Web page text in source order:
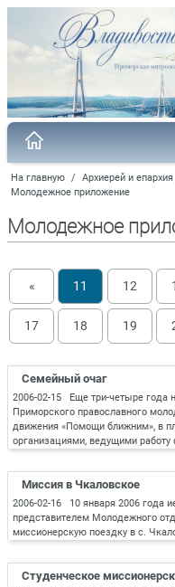
На главную / Архиерей и епархия
Молодежное приложение
Молодежное
« 11 12
17 18 19
Семейный очаг
2006-02-15 Еще три-четыре года
Приморского православного
движения «Помощи ближним», в
организациями, ведущими
Миссия в Чкаловское
2006-02-16 10 января 2006 года
представителем Молодежного
миссионерскую поездку в с.
Студенческое